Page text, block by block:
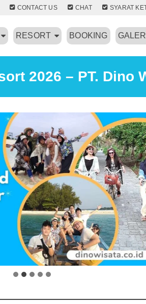
CONTACT US CHAT SYARAT
RESORT BOOKING
2026 – PT. Dino